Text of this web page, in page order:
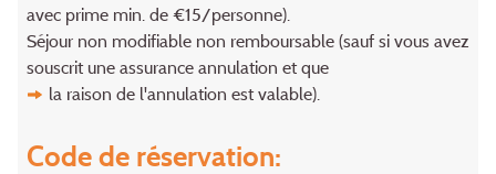
avec prime min. de €15/personne).
Séjour non modifiable non remboursable (sauf si vous avez
souscrit une assurance annulation et que
la raison de l'annulation est valable).
Code de réservation: